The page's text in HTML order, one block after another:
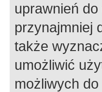
uprawnień
przynajmniej
także
umożliwić
możliwych